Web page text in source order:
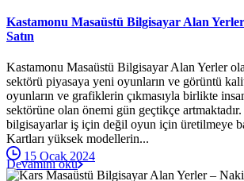
Kastamonu Masaüstü Bilgisayar Alan
Satın
Kastamonu Masaüstü Bilgisayar Alan Yerler
sektörü piyasaya yeni oyunların ve görüntü
oyunların ve grafiklerin çıkmasıyla birlikte
sektörüne olan önemi gün geçtikçe
bilgisayarlar iş için değil oyun için üretilmeye
Kartları yüksek modellerin...
15 Ocak 2024
Devamını oku